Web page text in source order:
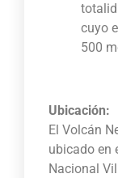
cuyo
500
Ubicación:
El Volcán
ubicado en
Nacional